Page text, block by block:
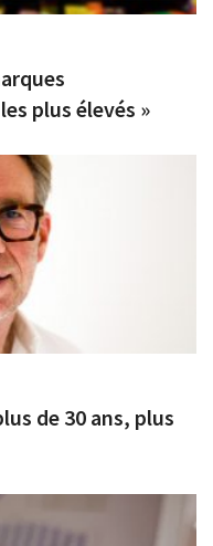
plus élevés »
de 30 ans, plus